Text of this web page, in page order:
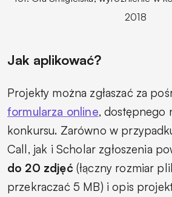
2018
Jak aplikować?
Projekty można zgłaszać za
formularza online, dostępnego
konkursu. Zarówno w
Call, jak i Scholar zgłoszenia
do 20 zdjęć(łączny rozmiar
przekraczać 5 MB) i opis